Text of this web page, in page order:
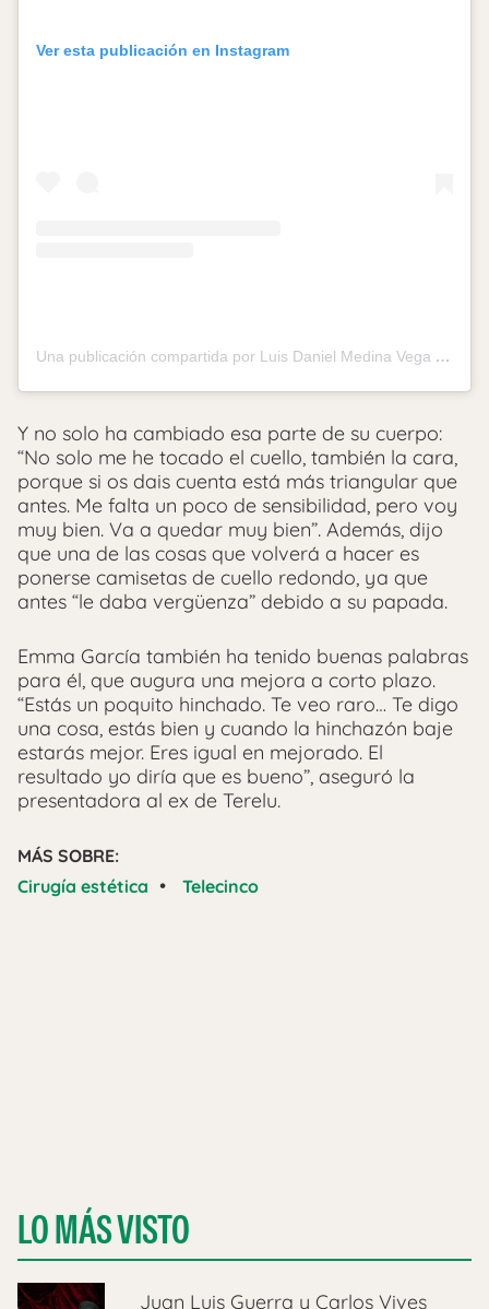
Ver esta publicación en Instagram
Una publicación compartida por Luis Daniel Medina Vega (@drluisdanielmedina)
Y no solo ha cambiado esa parte de su cuerpo:
“No solo me he tocado el cuello, también la cara,
porque si os dais cuenta está más triangular que
antes. Me falta un poco de sensibilidad, pero voy
muy bien. Va a quedar muy bien”. Además, dijo
que una de las cosas que volverá a hacer es
ponerse camisetas de cuello redondo, ya que
antes “le daba vergüenza” debido a su papada.
Emma García también ha tenido buenas palabras
para él, que augura una mejora a corto plazo.
“Estás un poquito hinchado. Te veo raro… Te digo
una cosa, estás bien y cuando la hinchazón baje
estarás mejor. Eres igual en mejorado. El
resultado yo diría que es bueno”, aseguró la
presentadora al ex de Terelu.
MÁS SOBRE:
Cirugía estética • Telecinco
LO MÁS VISTO
Juan Luis Guerra y Carlos Vives